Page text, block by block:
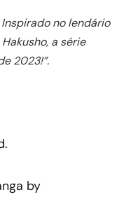
no lendário
a série
2023!”.
by